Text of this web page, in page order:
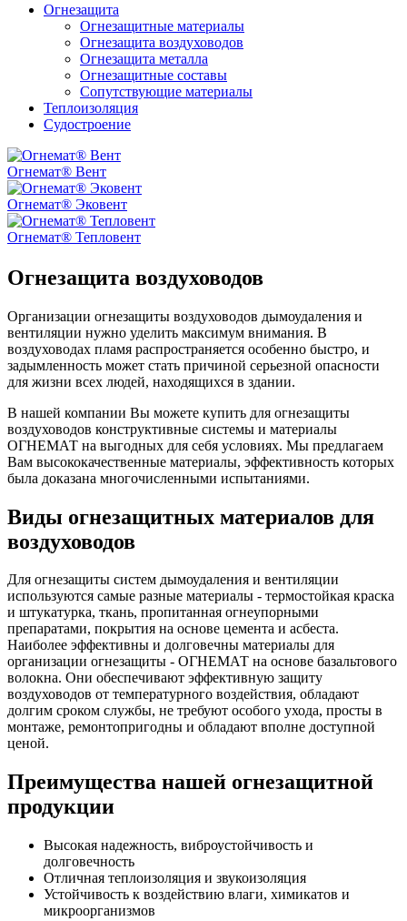
Огнезащита
Огнезащитные материалы
Огнезащита воздуховодов
Огнезащита металлa
Огнезащитные составы
Сопутствующие материалы
Теплоизоляция
Судостроение
Огнемат® Вент
Огнемат® Эковент
Огнемат® Тепловент
Огнезащита воздуховодов
Организации огнезащиты воздуховодов дымоудаления и
вентиляции нужно уделить максимум внимания. В
воздуховодах пламя распространяется особенно быстро, и
задымленность может стать причиной серьезной опасности
для жизни всех людей, находящихся в здании.
В нашей компании Вы можете купить для огнезащиты
воздуховодов конструктивные системы и материалы
ОГНЕМАТ на выгодных для себя условиях. Мы предлагаем
Вам высококачественные материалы, эффективность которых
была доказана многочисленными испытаниями.
Виды огнезащитных материалов для
воздуховодов
Для огнезащиты систем дымоудаления и вентиляции
используются самые разные материалы - термостойкая краска
и штукатурка, ткань, пропитанная огнеупорными
препаратами, покрытия на основе цемента и асбеста.
Наиболее эффективны и долговечны материалы для
организации огнезащиты - ОГНЕМАТ на основе базальтового
волокна. Они обеспечивают эффективную защиту
воздуховодов от температурного воздействия, обладают
долгим сроком службы, не требуют особого ухода, просты в
монтаже, ремонтопригодны и обладают вполне доступной
ценой.
Преимущества нашей огнезащитной
продукции
Высокая надежность, виброустойчивость и
долговечность
Отличная теплоизоляция и звукоизоляция
Устойчивость к воздействию влаги, химикатов и
микроорганизмов